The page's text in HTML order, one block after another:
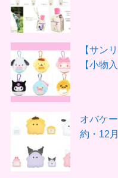
【サン
【小物
オバケ
約・12